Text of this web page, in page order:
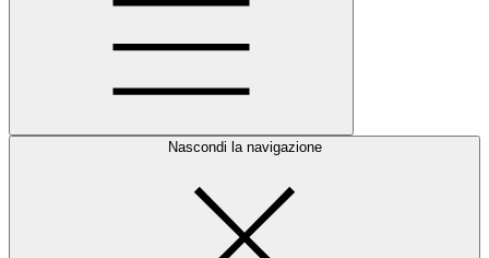
Nascondi la navigazione